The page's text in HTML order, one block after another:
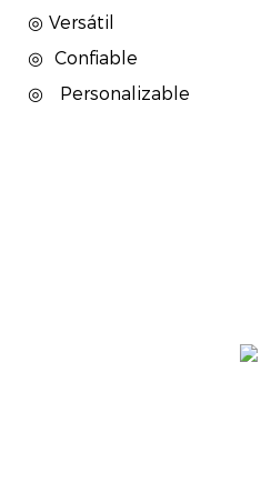
◎ Versátil
◎ Confiable
◎
Personalizable